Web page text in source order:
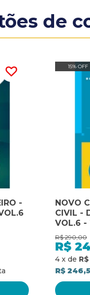
de
-
15% OFF
NOVO
CIVIL -
VOL.6 -
R$ 290,00
R$
4 x de
R$